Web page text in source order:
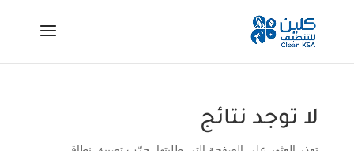
لا توجد نتائج